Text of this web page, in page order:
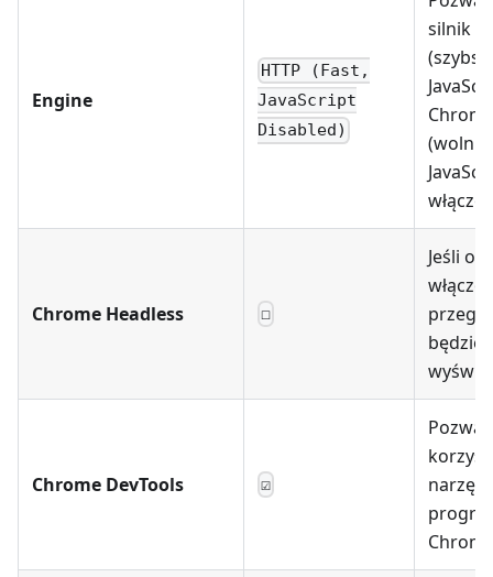
Engine
HTTP (Fast,
JavaScript
Disabled)
silnik
Chrome Headless ☐
Jeśli
będzie
Chrome DevTools ☑